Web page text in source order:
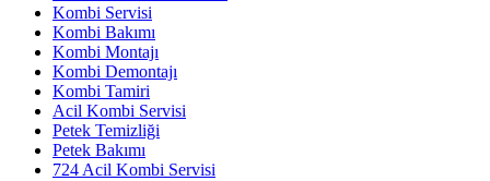
Kombi Servisi
Kombi Bakımı
Kombi Montajı
Kombi Demontajı
Kombi Tamiri
Acil Kombi Servisi
Petek Temizliği
Petek Bakımı
724 Acil Kombi Servisi